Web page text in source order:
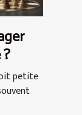
petite